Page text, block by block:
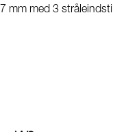
mm med 3